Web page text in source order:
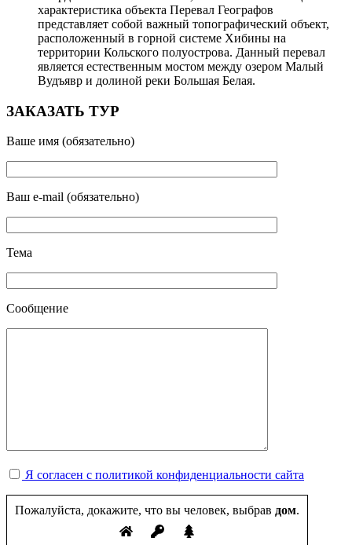
характеристика объекта Перевал Географов
представляет собой важный топографический объект,
расположенный в горной системе Хибины на
территории Кольского полуострова. Данный перевал
является естественным мостом между озером Малый
Вудъявр и долиной реки Большая Белая.
ЗАКАЗАТЬ ТУР
Ваше имя (обязательно)
Ваш e-mail (обязательно)
Тема
Сообщение
Я согласен с политикой конфиденциальности сайта
Пожалуйста, докажите, что вы человек, выбрав дом.